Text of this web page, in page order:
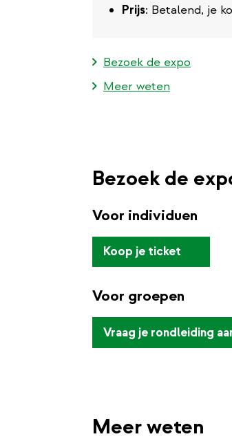
Prijs: Betalend, je
Bezoek de expo
Meer weten
Bezoek de
Voor individuen
Koop je ticket
link)
Voor groepen
Vraag je rondleiding
Meer weten